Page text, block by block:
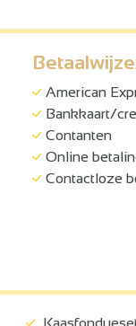
American
Bankkaart/
Contanten
Online
Contactloze